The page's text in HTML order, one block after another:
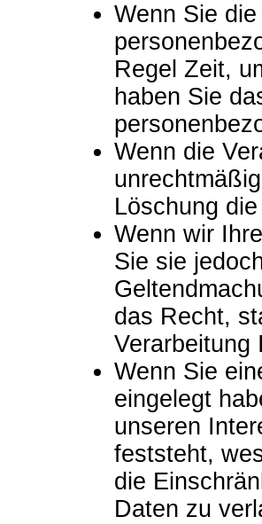
Wenn Sie
Regel Zeit,
haben Sie
Wenn die
Löschung
Wenn wir
Sie sie
das Recht,
Verarbeitung
Wenn Sie
eingelegt
unseren
feststeht,
die
Daten zu